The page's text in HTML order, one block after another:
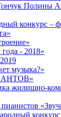
Полины
конкурс –
- 2018»
музыка?»
жилищно-
конкурс